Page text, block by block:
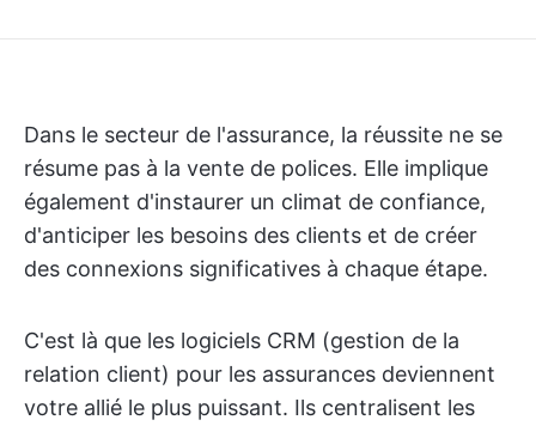
Dans le secteur de l'assurance, la réussite ne se
résume pas à la vente de polices. Elle implique
également d'instaurer un climat de confiance,
d'anticiper les besoins des clients et de créer
des connexions significatives à chaque étape.
C'est là que les logiciels CRM (gestion de la
relation client) pour les assurances deviennent
votre allié le plus puissant. Ils centralisent les